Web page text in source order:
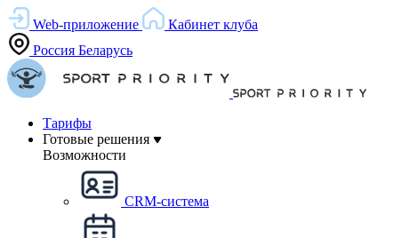
Web-приложение
Кабинет клуба
Россия Беларусь
Тарифы
Готовые решения
Возможности
CRM-система